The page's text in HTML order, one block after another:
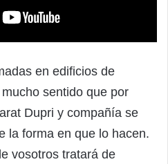
en edificios de
sentido que por
Dupri y compañía se
la forma en que lo hacen.
vosotros tratará de